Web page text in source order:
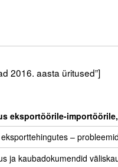
2016. aasta üritused”]
eksportöörile-
–
ja kaubadokumendid